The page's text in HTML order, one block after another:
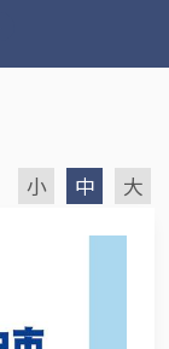
小 中 大